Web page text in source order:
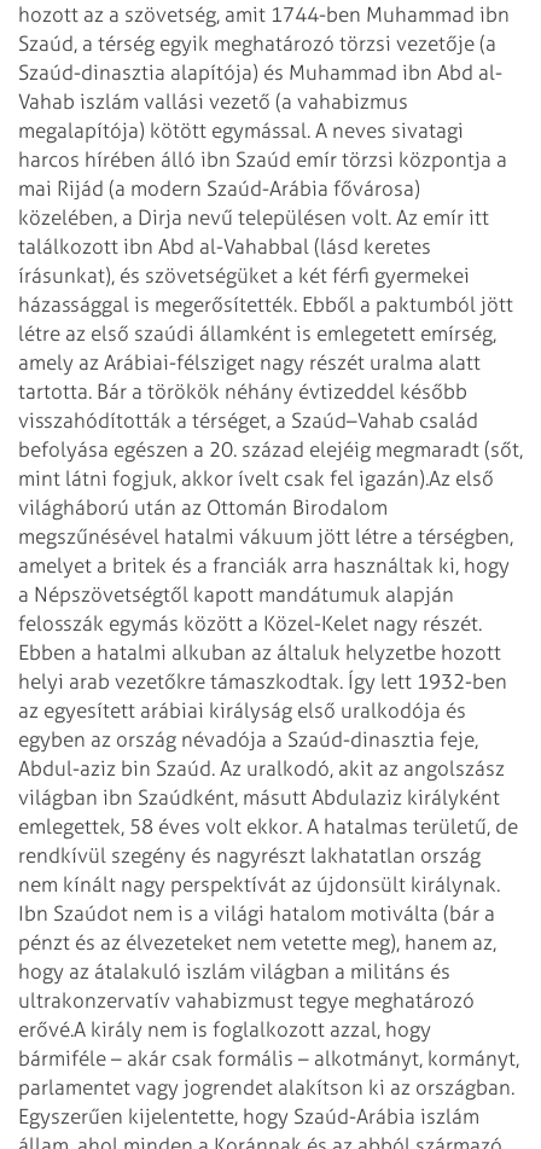
hozott az a szövetség, amit 1744-ben Muhammad ibn
Szaúd, a térség egyik meghatározó törzsi vezetője (a
Szaúd-dinasztia alapítója) és Muhammad ibn Abd al-
Vahab iszlám vallási vezető (a vahabizmus
megalapítója) kötött egymással. A neves sivatagi
harcos hírében álló ibn Szaúd emír törzsi központja a
mai Rijád (a modern Szaúd-Arábia fővárosa)
közelében, a Dirja nevű településen volt. Az emír itt
találkozott ibn Abd al-Vahabbal (lásd keretes
írásunkat), és szövetségüket a két férfi gyermekei
házassággal is megerősítették. Ebből a paktumból jött
létre az első szaúdi államként is emlegetett emírség,
amely az Arábiai-félsziget nagy részét uralma alatt
tartotta. Bár a törökök néhány évtizeddel később
visszahódították a térséget, a Szaúd–Vahab család
befolyása egészen a 20. század elejéig megmaradt (sőt,
mint látni fogjuk, akkor ívelt csak fel igazán).Az első
világháború után az Ottomán Birodalom
megszűnésével hatalmi vákuum jött létre a térségben,
amelyet a britek és a franciák arra használtak ki, hogy
a Népszövetségtől kapott mandátumuk alapján
felosszák egymás között a Közel-Kelet nagy részét.
Ebben a hatalmi alkuban az általuk helyzetbe hozott
helyi arab vezetőkre támaszkodtak. Így lett 1932-ben
az egyesített arábiai királyság első uralkodója és
egyben az ország névadója a Szaúd-dinasztia feje,
Abdul-aziz bin Szaúd. Az uralkodó, akit az angolszász
világban ibn Szaúdként, másutt Abdulaziz királyként
emlegettek, 58 éves volt ekkor. A hatalmas területű, de
rendkívül szegény és nagyrészt lakhatatlan ország
nem kínált nagy perspektívát az újdonsült királynak.
Ibn Szaúdot nem is a világi hatalom motiválta (bár a
pénzt és az élvezeteket nem vetette meg), hanem az,
hogy az átalakuló iszlám világban a militáns és
ultrakonzervatív vahabizmust tegye meghatározó
erővé.A király nem is foglalkozott azzal, hogy
bármiféle – akár csak formális – alkotmányt, kormányt,
parlamentet vagy jogrendet alakítson ki az országban.
Egyszerűen kijelentette, hogy Szaúd-Arábia iszlám